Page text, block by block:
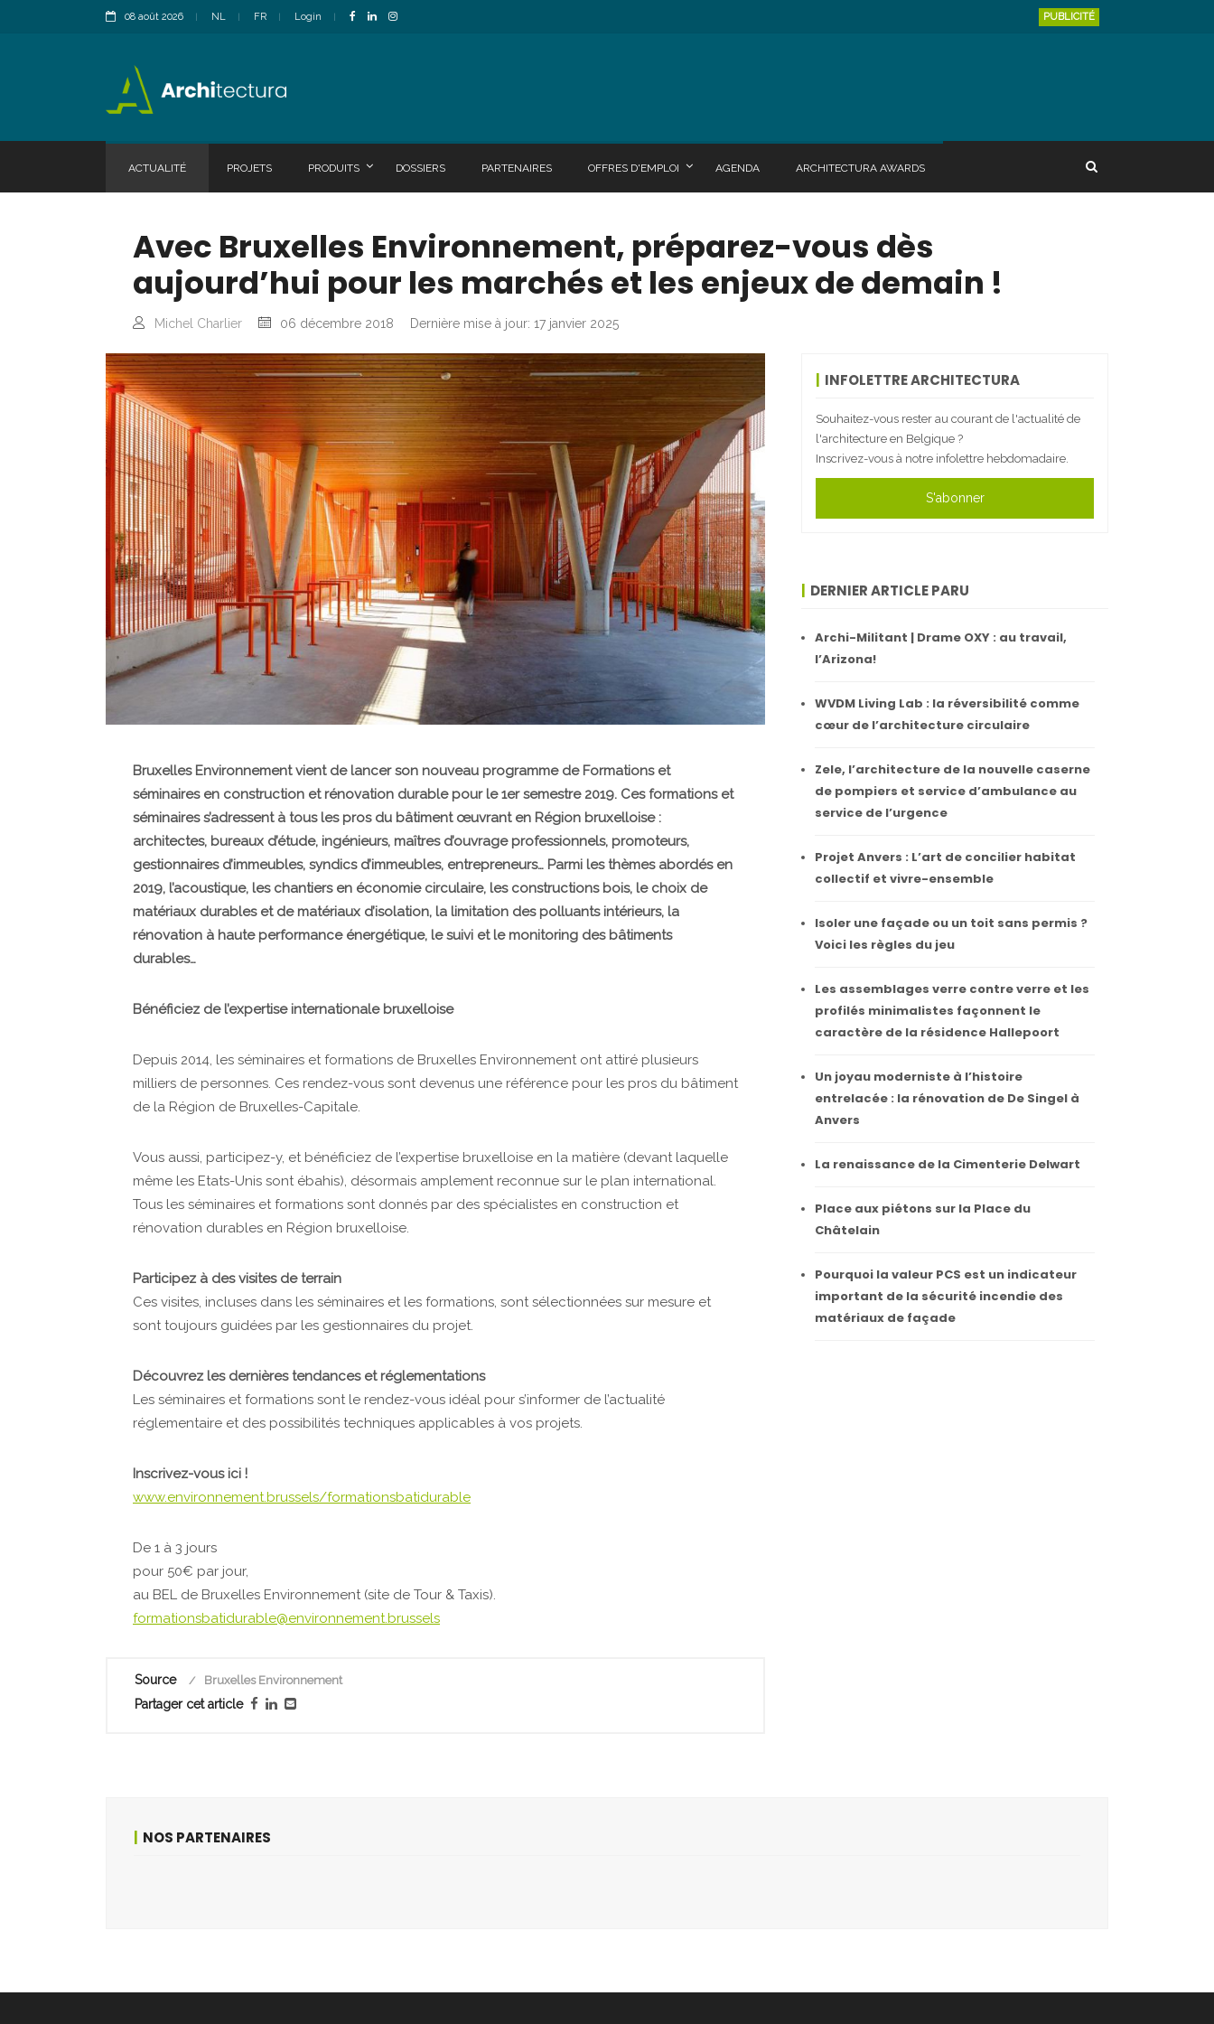
08 août 2026 NL FR Login PUBLICITÉ
ACTUALITÉ PROJETS PRODUITS DOSSIERS PARTENAIRES OFFRES D'EMPLOI AGENDA ARCHITECTURA AWARDS
Avec Bruxelles Environnement, préparez-vous dès
aujourd’hui pour les marchés et les enjeux de demain !
Michel Charlier 06 décembre 2018 Dernière mise à jour: 17 janvier 2025
Bruxelles Environnement vient de lancer son nouveau programme de Formations et
séminaires en construction et rénovation durable pour le 1er semestre 2019. Ces formations et
séminaires s’adressent à tous les pros du bâtiment œuvrant en Région bruxelloise :
architectes, bureaux d’étude, ingénieurs, maîtres d’ouvrage professionnels, promoteurs,
gestionnaires d’immeubles, syndics d’immeubles, entrepreneurs… Parmi les thèmes abordés en
2019, l’acoustique, les chantiers en économie circulaire, les constructions bois, le choix de
matériaux durables et de matériaux d’isolation, la limitation des polluants intérieurs, la
rénovation à haute performance énergétique, le suivi et le monitoring des bâtiments
durables…
Bénéficiez de l’expertise internationale bruxelloise
Depuis 2014, les séminaires et formations de Bruxelles Environnement ont attiré plusieurs
milliers de personnes. Ces rendez-vous sont devenus une référence pour les pros du bâtiment
de la Région de Bruxelles-Capitale.
Vous aussi, participez-y, et bénéficiez de l’expertise bruxelloise en la matière (devant laquelle
même les Etats-Unis sont ébahis), désormais amplement reconnue sur le plan international.
Tous les séminaires et formations sont donnés par des spécialistes en construction et
rénovation durables en Région bruxelloise.
Participez à des visites de terrain
Ces visites, incluses dans les séminaires et les formations, sont sélectionnées sur mesure et
sont toujours guidées par les gestionnaires du projet.
Découvrez les dernières tendances et réglementations
Les séminaires et formations sont le rendez-vous idéal pour s’informer de l’actualité
réglementaire et des possibilités techniques applicables à vos projets.
Inscrivez-vous ici !
www.environnement.brussels/formationsbatidurable
De 1 à 3 jours
pour 50€ par jour,
au BEL de Bruxelles Environnement (site de Tour & Taxis).
formationsbatidurable@environnement.brussels
Source Bruxelles Environnement
Partager cet article
INFOLETTRE ARCHITECTURA
Souhaitez-vous rester au courant de l'actualité de
l'architecture en Belgique ?
Inscrivez-vous à notre infolettre hebdomadaire.
S'abonner
DERNIER ARTICLE PARU
Archi-Militant | Drame OXY : au travail,
l’Arizona!
WVDM Living Lab : la réversibilité comme
cœur de l’architecture circulaire
Zele, l’architecture de la nouvelle caserne
de pompiers et service d’ambulance au
service de l’urgence
Projet Anvers : L’art de concilier habitat
collectif et vivre-ensemble
Isoler une façade ou un toit sans permis ?
Voici les règles du jeu
Les assemblages verre contre verre et les
profilés minimalistes façonnent le
caractère de la résidence Hallepoort
Un joyau moderniste à l’histoire
entrelacée : la rénovation de De Singel à
Anvers
La renaissance de la Cimenterie Delwart
Place aux piétons sur la Place du
Châtelain
Pourquoi la valeur PCS est un indicateur
important de la sécurité incendie des
matériaux de façade
NOS PARTENAIRES